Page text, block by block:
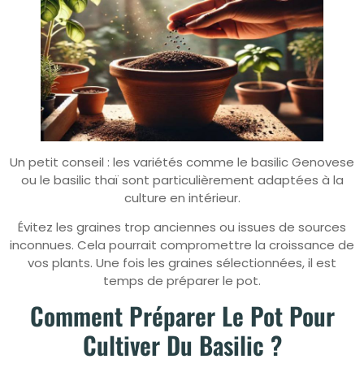
Un petit conseil : les variétés comme le basilic Genovese
ou le basilic thaï sont particulièrement adaptées à la
culture en intérieur.
Évitez les graines trop anciennes ou issues de sources
inconnues. Cela pourrait compromettre la croissance de
vos plants. Une fois les graines sélectionnées, il est
temps de préparer le pot.
Comment Préparer Le Pot Pour
Cultiver Du Basilic ?